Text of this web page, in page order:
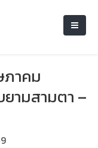
าคม
ยามสามตา –